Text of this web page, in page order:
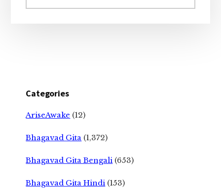
website
Categories
AriseAwake (12)
Bhagavad Gita (1,372)
Bhagavad Gita Bengali (653)
Bhagavad Gita Hindi (153)